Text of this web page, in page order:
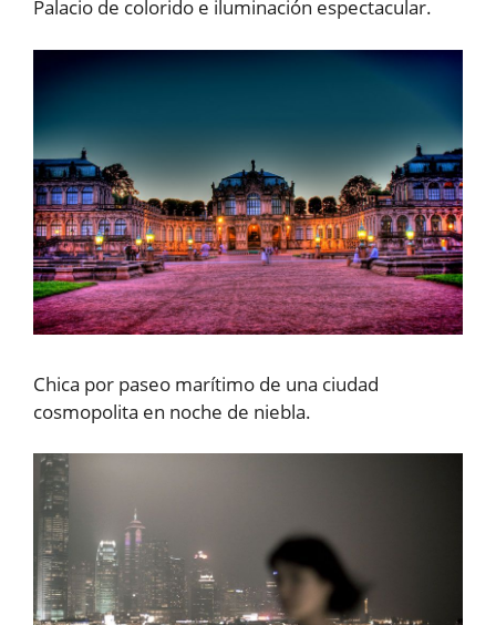
Palacio de colorido e iluminación espectacular.
Chica por paseo marítimo de una ciudad
cosmopolita en noche de niebla.